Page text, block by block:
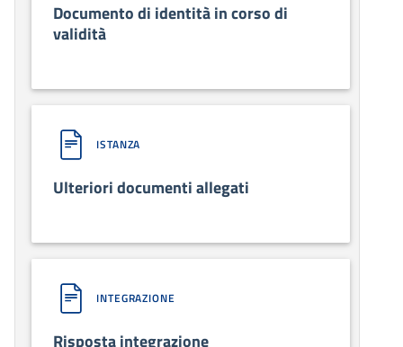
Documento di identità in corso di
validità
ISTANZA
Ulteriori documenti allegati
INTEGRAZIONE
Risposta integrazione